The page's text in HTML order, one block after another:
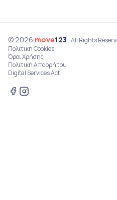
© 2026 move123 · All Rights
Πολιτική Cookies
Όροι Χρήσης
Πολιτική Απορρήτου
Digital Services Act